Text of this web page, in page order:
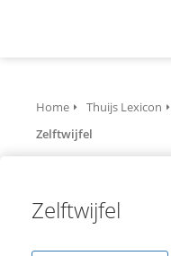
Home Thuijs Lexicon
Zelftwijfel
Zelftwijfel